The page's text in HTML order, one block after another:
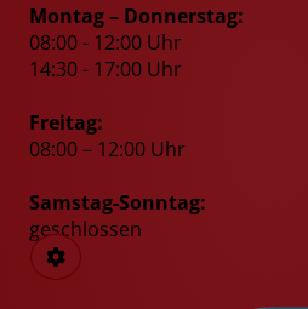
Montag – Donnerstag:
08:00 - 12:00 Uhr
14:30 - 17:00 Uhr
Freitag:
08:00 – 12:00 Uhr
Samstag-Sonntag:
geschlossen